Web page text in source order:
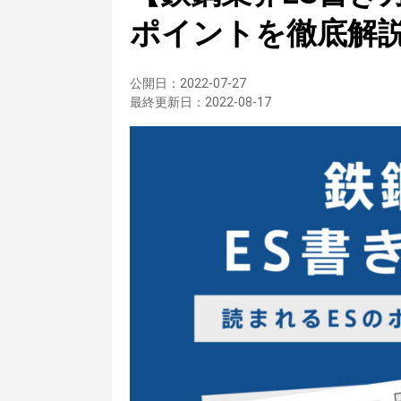
ポイントを徹底解
公開日： 2022-07-27
最終更新日： 2022-08-17